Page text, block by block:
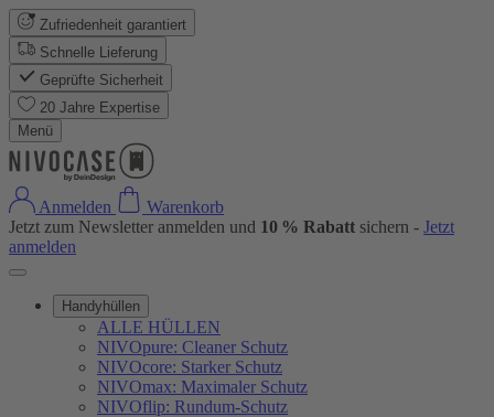
Zufriedenheit garantiert
Schnelle Lieferung
Geprüfte Sicherheit
20 Jahre Expertise
Menü
Anmelden
Warenkorb
Jetzt zum Newsletter anmelden und 10 % Rabatt sichern - Jetzt
anmelden
Handyhüllen
ALLE HÜLLEN
NIVOpure: Cleaner Schutz
NIVOcore: Starker Schutz
NIVOmax: Maximaler Schutz
NIVOflip: Rundum-Schutz